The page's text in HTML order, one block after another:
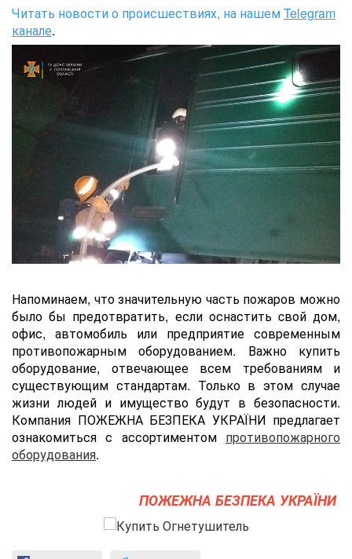
Читать новости о происшествиях, на нашемTelegram
канале.
Напоминаем, что значительную часть пожаров можно
было бы предотвратить, если оснастить cвой дом,
офис, автомобиль или предприятие современным
противопожарным оборудованием. Важно купить
оборудование, отвечающее всем требованиям и
существующим стандартам. Только в этом случае
жизни людей и имущество будут в безопасности.
Компания ПОЖЕЖНА БЕЗПЕКА УКРАЇНИ предлагает
ознакомиться с ассортиментом противопожарного
оборудования.
ПОЖЕЖНА БЕЗПЕКА УКРАЇНИ